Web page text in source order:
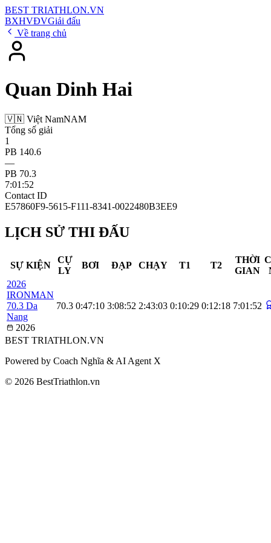
BEST TRIATHLON.VN
BXHVĐVGiải đấu
Về trang chủ
Quan Dinh Hai
🇻🇳 Việt NamNAM
Tổng số giải
1
PB 140.6
—
PB 70.3
7:01:52
Contact ID
E57860F9-5615-F111-8341-0022480B3EE9
LỊCH SỬ THI ĐẤU
SỰ KIỆN
CỰ
LY
BƠI ĐẠP CHẠY T1 T2
THỜI
GIAN
2026
IRONMAN
70.3 Da
Nang
2026
70.3 0:47:10 3:08:52 2:43:03 0:10:29 0:12:18 7:01:52
BEST TRIATHLON.VN
Powered by Coach Nghĩa & AI Agent X
© 2026 BestTriathlon.vn